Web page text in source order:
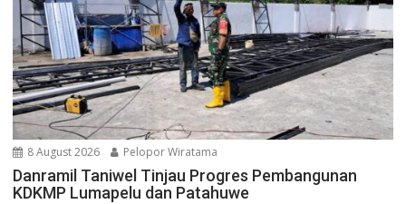
8 August 2026 Pelopor Wiratama
Danramil Taniwel Tinjau Progres Pembangunan
KDKMP Lumapelu dan Patahuwe